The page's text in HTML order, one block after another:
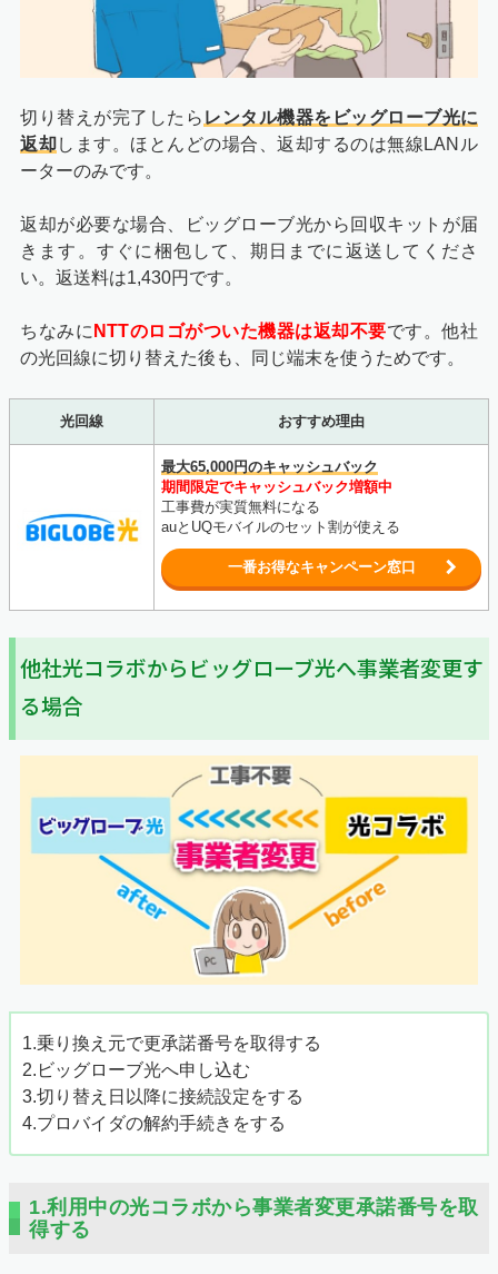
切り替えが完了したら レンタル機器をビッグローブ光に
返却します。ほとんどの場合、返却するのは無線LANル
ーターのみです。
返却が必要な場合、ビッグローブ光から回収キットが届
きます。すぐに梱包して、期日までに返送してくださ
い。返送料は1,430円です。
ちなみに NTTのロゴがついた機器は返却不要です。他社
の光回線に切り替えた後も、同じ端末を使うためです。
光回線 おすすめ理由
最大65,000円のキャッシュバック
期間限定でキャッシュバック増額中
工事費が実質無料になる
auとUQモバイルのセット割が使える
一番お得なキャンペーン窓口
他社光コラボからビッグローブ光へ事業者変更す
る場合
1.乗り換え元で更承諾番号を取得する
2.ビッグローブ光へ申し込む
3.切り替え日以降に接続設定をする
4.プロバイダの解約手続きをする
1.利用中の光コラボから事業者変更承諾番号を取
得する